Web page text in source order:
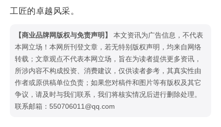
工匠的卓越风采。
【商业品牌网版权与免责声明】
本文资讯为广告信息，不代表
本网立场！本网所刊登文章，若无特别版权声明，均来自网络
转载；文章观点不代表本网立场，旨在为读者提供更多资讯，
所涉内容不构成投资、消费建议，仅供读者参考，其真实性由
作者或原供稿单位负责；如果您对稿件和图片等有版权及其它
争议，请及时与我们联系，我们将核实情况后进行删除处理。
联系邮箱：550706011@qq.com